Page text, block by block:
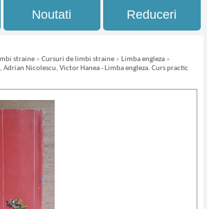
Noutati Reduceri
straine »Cursuri de limbi straine » Limba engleza »
Adrian Nicolescu, Victor Hanea - Limba engleza. Curs practic